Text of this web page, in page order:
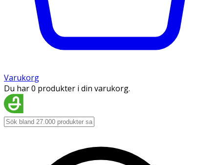
Varukorg
Du har 0 produkter i din varukorg.